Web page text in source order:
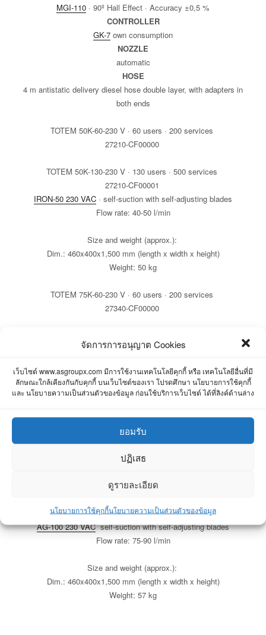
จัดการการอนุญาต Cookies
เว็บไซต์ www.asgroupx.com มีการใช้งานเทคโนโลยีคุกกี้ หรือ เทคโนโลยีอื่นที่มี
ลักษณะใกล้เคียงกันกับคุกกี้ บนเว็บไซต์ของเรา โปรดศึกษา นโยบายการใช้คุกกี้
และ นโยบายความเป็นส่วนตัวของข้อมูล ก่อนใช้บริการเว็บไซต์ ได้ที่ลิงค์ด้านล่าง
ยอมรับ
ปฏิเสธ
ดูรายละเอียด
นโยบายการใช้คุกกี้นโยบายความเป็นส่วนตัวของข้อมูล
MGI-110 · 90º Hall Effect · Accuracy ±0,5 %
CONTROLLER
GK-7 own consumption
NOZZLE
automatic
HOSE
4 m antistatic delivery diesel hose double layer, with adapters in
both ends
TOTEM 50K-60-230 V · 60 users · 200 services
27210-CF00000
TOTEM 50K-130-230 V · 130 users · 500 services
27210-CF00001
IRON-50 230 VAC · self-suction with self-adjusting blades
Flow rate: 40-50 l/min
Size and weight (approx.):
Dim.: 460x400x1,500 mm (length x width x height)
Weight: 50 kg
TOTEM 75K-60-230 V · 60 users · 200 services
27340-CF00000
27340-CF00001
Flow rate: 65-70 l/min
Dim.: 460x400x1,500 mm (length x width x height)
Weight: 50 kg
TOTEM 100K-60-230 V · 60 users · 200 services
27350-CF00001
AG-100 230 VACself-suction with self-adjusting blades
Flow rate: 75-90 l/min
Size and weight (approx.):
Dim.: 460x400x1,500 mm (length x width x height)
Weight: 57 kg